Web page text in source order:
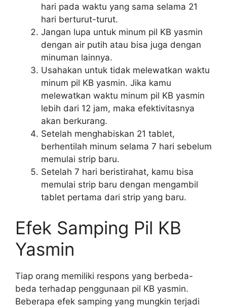
hari pada waktu yang sama selama 21
hari berturut-turut.
Jangan lupa untuk minum pil KB yasmin
dengan air putih atau bisa juga dengan
minuman lainnya.
Usahakan untuk tidak melewatkan waktu
minum pil KB yasmin. Jika kamu
melewatkan waktu minum pil KB yasmin
lebih dari 12 jam, maka efektivitasnya
akan berkurang.
Setelah menghabiskan 21 tablet,
berhentilah minum selama 7 hari sebelum
memulai strip baru.
Setelah 7 hari beristirahat, kamu bisa
memulai strip baru dengan mengambil
tablet pertama dari strip yang baru.
Efek Samping Pil KB
Yasmin
Tiap orang memiliki respons yang berbeda-
beda terhadap penggunaan pil KB yasmin.
Beberapa efek samping yang mungkin terjadi